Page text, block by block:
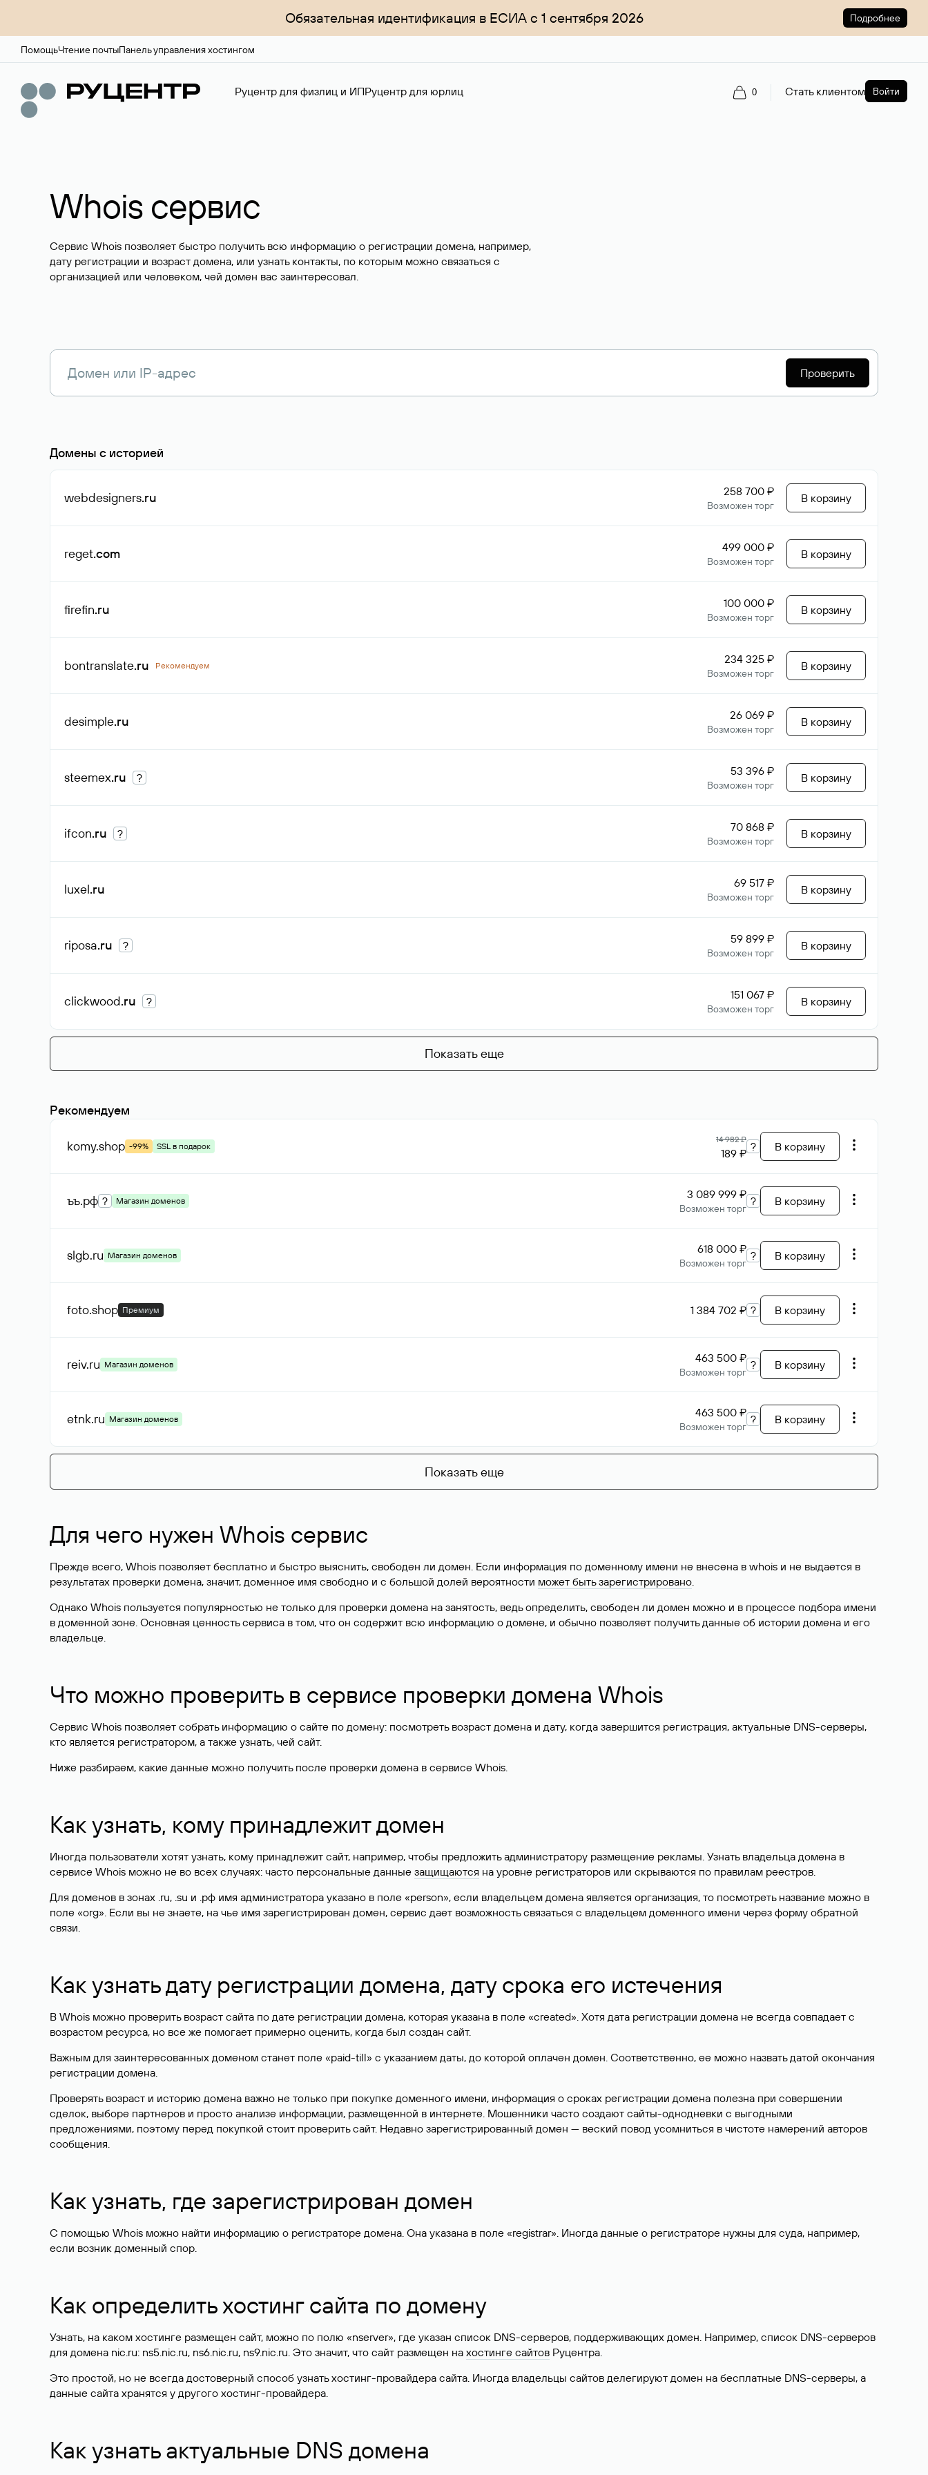
Обязательная идентификация в ЕСИА с 1 сентября 2026 Подробнее
ПомощьЧтение почтыПанель управления хостингом
Руцентр для физлиц и ИПРуцентр для юрлиц 0 Стать клиентом Войти
Whois сервис
Сервис Whois позволяет быстро получить всю информацию о регистрации домена, например,
дату регистрации и возраст домена, или узнать контакты, по которым можно связаться с
организацией или человеком, чей домен вас заинтересовал.
Проверить
Домены с историей
webdesigners.ru 258 700 ₽
Возможен торг
В корзину
reget.com 499 000 ₽
Возможен торг
В корзину
firefin.ru 100 000 ₽
Возможен торг
В корзину
bontranslate.ru Рекомендуем 234 325 ₽
Возможен торг
В корзину
desimple.ru 26 069 ₽
Возможен торг
В корзину
steemex.ru ? 53 396 ₽
Возможен торг
В корзину
ifcon.ru ? 70 868 ₽
Возможен торг
В корзину
luxel.ru 69 517 ₽
Возможен торг
В корзину
riposa.ru ? 59 899 ₽
Возможен торг
В корзину
clickwood.ru ? 151 067 ₽
Возможен торг
В корзину
Показать еще
Рекомендуем
komy.shop -99% SSL в подарок
14 982 ₽
189 ₽ ? В корзину
ъъ.рф ? Магазин доменов 3 089 999 ₽
Возможен торг
? В корзину
slgb.ru Магазин доменов 618 000 ₽
Возможен торг
? В корзину
foto.shop Премиум 1 384 702 ₽ ? В корзину
reiv.ru Магазин доменов 463 500 ₽
Возможен торг
? В корзину
etnk.ru Магазин доменов 463 500 ₽
Возможен торг
? В корзину
Показать еще
Для чего нужен Whois сервис
Прежде всего, Whois позволяет бесплатно и быстро выяснить, свободен ли домен. Если информация по доменному имени не внесена в whois и не выдается в
результатах проверки домена, значит, доменное имя свободно и с большой долей вероятности может быть зарегистрировано.
Однако Whois пользуется популярностью не только для проверки домена на занятость, ведь определить, свободен ли домен можно и в процессе подбора имени
в доменной зоне. Основная ценность сервиса в том, что он содержит всю информацию о домене, и обычно позволяет получить данные об истории домена и его
владельце.
Что можно проверить в сервисе проверки домена Whois
Сервис Whois позволяет собрать информацию о сайте по домену: посмотреть возраст домена и дату, когда завершится регистрация, актуальные DNS-серверы,
кто является регистратором, а также узнать, чей сайт.
Ниже разбираем, какие данные можно получить после проверки домена в сервисе Whois.
Как узнать, кому принадлежит домен
Иногда пользователи хотят узнать, кому принадлежит сайт, например, чтобы предложить администратору размещение рекламы. Узнать владельца домена в
сервисе Whois можно не во всех случаях: часто персональные данные защищаются на уровне регистраторов или скрываются по правилам реестров.
Для доменов в зонах .ru, .su и .рф имя администратора указано в поле «person», если владельцем домена является организация, то посмотреть название можно в
поле «org». Если вы не знаете, на чье имя зарегистрирован домен, сервис дает возможность связаться с владельцем доменного имени через форму обратной
связи.
Как узнать дату регистрации домена, дату срока его истечения
В Whois можно проверить возраст сайта по дате регистрации домена, которая указана в поле «created». Хотя дата регистрации домена не всегда совпадает с
возрастом ресурса, но все же помогает примерно оценить, когда был создан сайт.
Важным для заинтересованных доменом станет поле «paid-till» с указанием даты, до которой оплачен домен. Соответственно, ее можно назвать датой окончания
регистрации домена.
Проверять возраст и историю домена важно не только при покупке доменного имени, информация о сроках регистрации домена полезна при совершении
сделок, выборе партнеров и просто анализе информации, размещенной в интернете. Мошенники часто создают сайты-однодневки с выгодными
предложениями, поэтому перед покупкой стоит проверить сайт. Недавно зарегистрированный домен — веский повод усомниться в чистоте намерений авторов
сообщения.
Как узнать, где зарегистрирован домен
С помощью Whois можно найти информацию о регистраторе домена. Она указана в поле «registrar». Иногда данные о регистраторе нужны для суда, например,
если возник доменный спор.
Как определить хостинг сайта по домену
Узнать, на каком хостинге размещен сайт, можно по полю «nserver», где указан список DNS-серверов, поддерживающих домен. Например, список DNS-серверов
для домена nic.ru: ns5.nic.ru, ns6.nic.ru, ns9.nic.ru. Это значит, что сайт размещен на хостинге сайтов Руцентра.
Это простой, но не всегда достоверный способ узнать хостинг-провайдера сайта. Иногда владельцы сайтов делегируют домен на бесплатные DNS-серверы, а
данные сайта хранятся у другого хостинг-провайдера.
Как узнать актуальные DNS домена